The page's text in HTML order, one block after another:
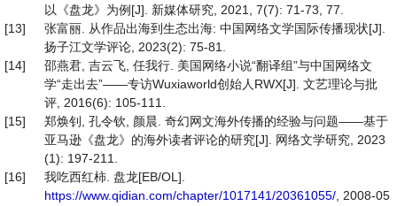
以《盘龙》为例[J]. 新媒体研究, 2021, 7(7): 71-73, 77.
[13]
张富丽. 从作品出海到生态出海: 中国网络文学国际传播现状[J].
扬子江文学评论, 2023(2): 75-81.
[14]
邵燕君, 吉云飞, 任我行. 美国网络小说“翻译组”与中国网络文
学“走出去”——专访Wuxiaworld创始人RWX[J]. 文艺理论与批
评, 2016(6): 105-111.
[15]
郑焕钊, 孔令钦, 颜晨. 奇幻网文海外传播的经验与问题——基于
亚马逊《盘龙》的海外读者评论的研究[J]. 网络文学研究, 2023
(1): 197-211.
[16]
我吃西红柿. 盘龙[EB/OL].
https://www.qidian.com/chapter/1017141/20361055/ , 2008-05